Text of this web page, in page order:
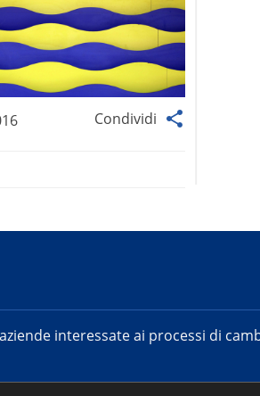
Condividi
interessate ai processi di